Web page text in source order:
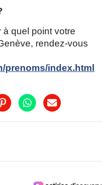
quel point votre
rendez-vous
prenoms/index.html